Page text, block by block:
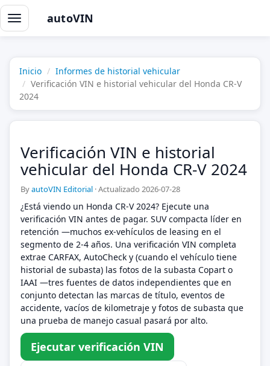
Alternar
navegación
autoVIN
Inicio
Informes de historial vehicular
Verificación VIN e historial vehicular del Honda CR-V
2024
Verificación VIN e historial
vehicular del Honda CR-V 2024
ByautoVIN Editorial ·Actualizado 2026-07-28
¿Está viendo un Honda CR-V 2024? Ejecute una
verificación VIN antes de pagar. SUV compacta líder en
retención —muchos ex-vehículos de leasing en el
segmento de 2-4 años. Una verificación VIN completa
extrae CARFAX, AutoCheck y (cuando el vehículo tiene
historial de subasta) las fotos de la subasta Copart o
IAAI —tres fuentes de datos independientes que en
conjunto detectan las marcas de título, eventos de
accidente, vacíos de kilometraje y fotos de subasta que
una prueba de manejo casual pasará por alto.
Ejecutar verificación VIN